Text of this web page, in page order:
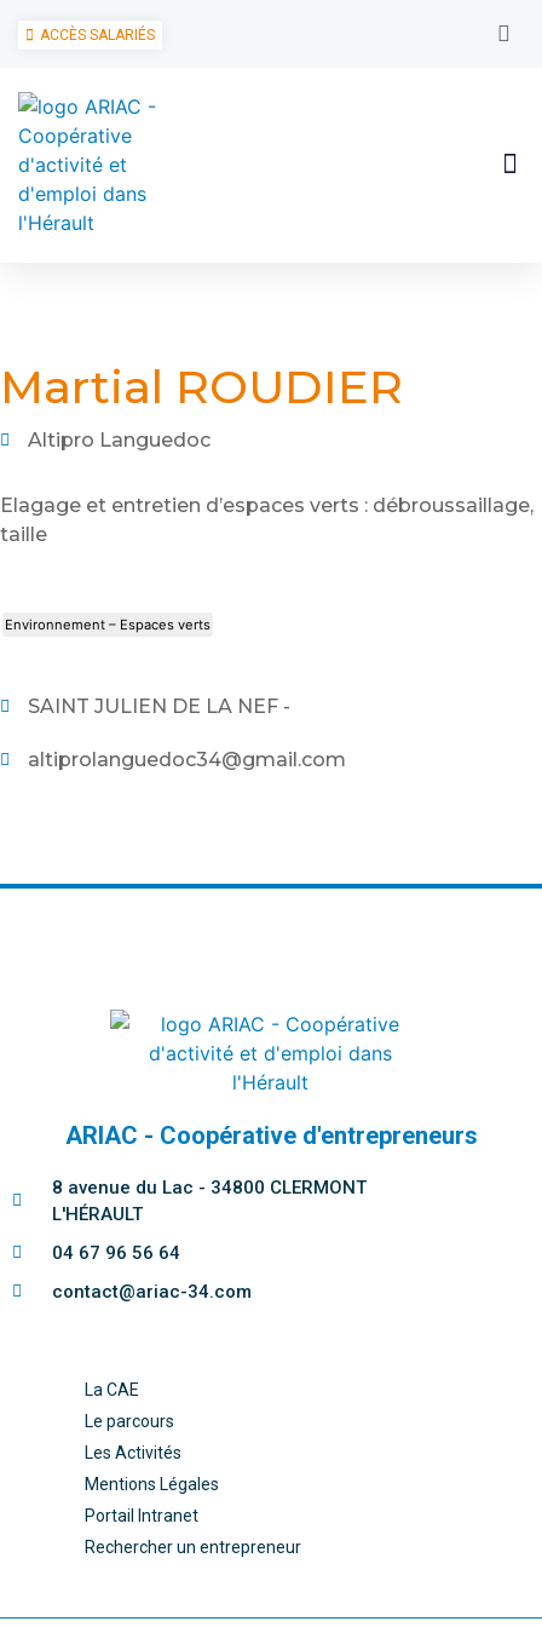
ACCÈS SALARIÉS
Martial ROUDIER
Altipro Languedoc
Elagage et entretien d’espaces verts : débroussaillage,
taille
Environnement – Espaces verts
SAINT JULIEN DE LA NEF -
altiprolanguedoc34@gmail.com
ARIAC - Coopérative d'entrepreneurs
8 avenue du Lac - 34800 CLERMONT
L'HÉRAULT
04 67 96 56 64
contact@ariac-34.com
La CAE
Le parcours
Les Activités
Mentions Légales
Portail Intranet
Rechercher un entrepreneur